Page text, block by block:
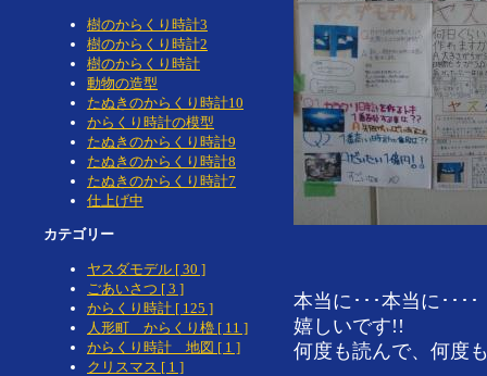
本当に･･･本当に････
嬉しいです!!
何度も読んで、何度
樹のからくり時計3
樹のからくり時計2
樹のからくり時計
動物の造型
たぬきのからくり時計10
からくり時計の模型
たぬきのからくり時計9
たぬきのからくり時計8
たぬきのからくり時計7
仕上げ中
カテゴリー
ヤスダモデル [ 30 ]
ごあいさつ [ 3 ]
からくり時計 [ 125 ]
人形町 からくり櫓 [ 11 ]
からくり時計 地図 [ 1 ]
クリスマス [ 1 ]